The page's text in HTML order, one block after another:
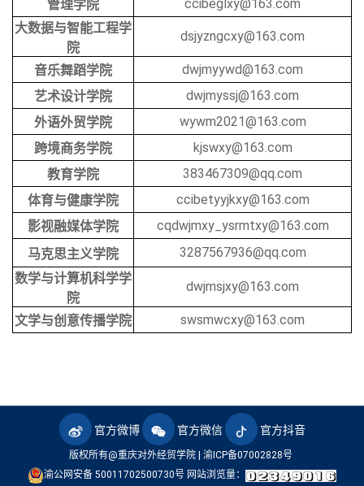
管理学院
ccibeglxy@163.com
大数据与智能工程学
院
dsjyzngcxy@163.com
音乐舞蹈学院
dwjmyywd@163.com
艺术设计学院
dwjmyssj@163.com
外语外贸学院
wywm2021@163.com
跨境商务学院
kjswxy@163.com
教育学院
383467309@qq.com
体育与健康学院
ccibetyyjkxy@163.com
影视融媒体学院
cqdwjmxy_ysrmtxy@163.com
马克思主义学院
3287567936@qq.com
数学与计算机科学学
院
dwjmsjxy@163.com
文学与创意传播学院 swsmwcxy@163.com
官方微博 官方微信 官方抖音
版权所有@重庆对外经贸学院 | 渝ICP备07002828号
渝公网安备 50011702500730号 网站浏览量：